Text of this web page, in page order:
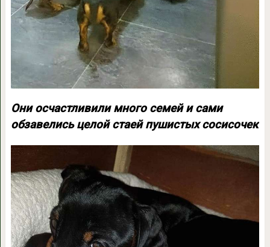
Они осчастливили много семей и сами
обзавелись целой стаей пушистых сосисочек